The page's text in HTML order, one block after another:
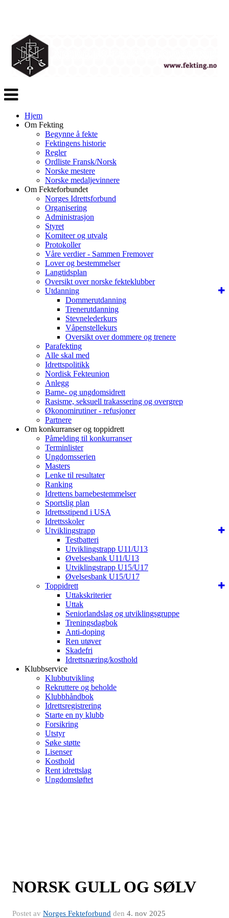
Veksle
navigasjon
Hjem
Om Fekting
Begynne å fekte
Fektingens historie
Regler
Ordliste Fransk/Norsk
Norske mestere
Norske medaljevinnere
Om Fekteforbundet
Norges Idrettsforbund
Organisering
Administrasjon
Styret
Komiteer og utvalg
Protokoller
Våre verdier - Sammen Fremover
Lover og bestemmelser
Langtidsplan
Oversikt over norske fekteklubber
Utdanning
Dommerutdanning
Trenerutdanning
Stevnelederkurs
Våpenstellekurs
Oversikt over dommere og trenere
Parafekting
Alle skal med
Idrettspolitikk
Nordisk Fekteunion
Anlegg
Barne- og ungdomsidrett
Rasisme, seksuell trakassering og overgrep
Økonomirutiner - refusjoner
Partnere
Om konkurranser og toppidrett
Påmelding til konkurranser
Terminlister
Ungdomsserien
Masters
Lenke til resultater
Ranking
Idrettens barnebestemmelser
Sportslig plan
Idrettsstipend i USA
Idrettsskoler
Utviklingstrapp
Testbatteri
Utviklingstrapp U11/U13
Øvelsesbank U11/U13
Utviklingstrapp U15/U17
Øvelsesbank U15/U17
Toppidrett
Uttakskriterier
Uttak
Seniorlandslag og utviklingsgruppe
Treningsdagbok
Anti-doping
Ren utøver
Skadefri
Idrettsnæring/kosthold
Klubbservice
Klubbutvikling
Rekruttere og beholde
Klubbhåndbok
Idrettsregistrering
Starte en ny klubb
Forsikring
Utstyr
Søke støtte
Lisenser
Kosthold
Rent idrettslag
Ungdomsløftet
NORSK GULL OG SØLV
Postet av Norges Fekteforbund den 4. nov 2025